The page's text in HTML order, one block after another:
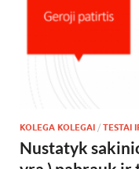
KOLEGA KOLEGAI / TESTAI
Nustatyk